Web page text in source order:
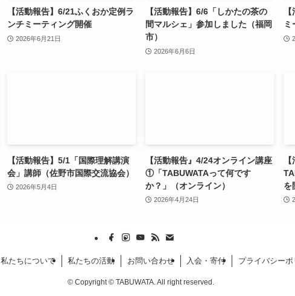
【活動報告】6/21ふくおか定例ラ
ンチミーティング開催
2026年6月21日
【活動報告】6/6「しかたの茶の
間マルシェ」参加しました（福岡
市）
2026年6月6日
ミ
【活動報告】5/1「国際理解講演
会」講師（佐野市国際交流協会）
2026年5月4日
【活動報告』4/24オンライン講座
①「TABUWATAって何です
か？」（オンライン）
2026年4月24日
を
私たちについて 私たちの活動 お問い合わせ 入会・寄付 プライバシーポ
©Copyright © TABUWATA. All right reserved.